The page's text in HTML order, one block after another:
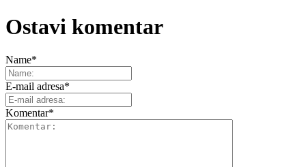
Ostavi komentar
Name*
E-mail adresa*
Komentar*